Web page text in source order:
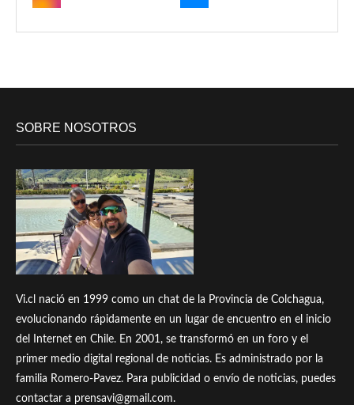
SOBRE NOSOTROS
Vi.cl nació en 1999 como un chat de la Provincia de Colchagua,
evolucionando rápidamente en un lugar de encuentro en el inicio
del Internet en Chile. En 2001, se transformó en un foro y el
primer medio digital regional de noticias. Es administrado por la
familia Romero-Pavez. Para publicidad o envío de noticias, puedes
contactar a prensavi@gmail.com.